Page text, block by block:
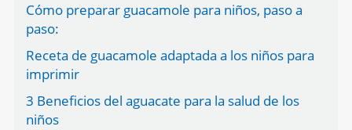
Cómo preparar guacamole para niños, paso a
paso:
Receta de guacamole adaptada a los niños para
imprimir
3 Beneficios del aguacate para la salud de los
niños